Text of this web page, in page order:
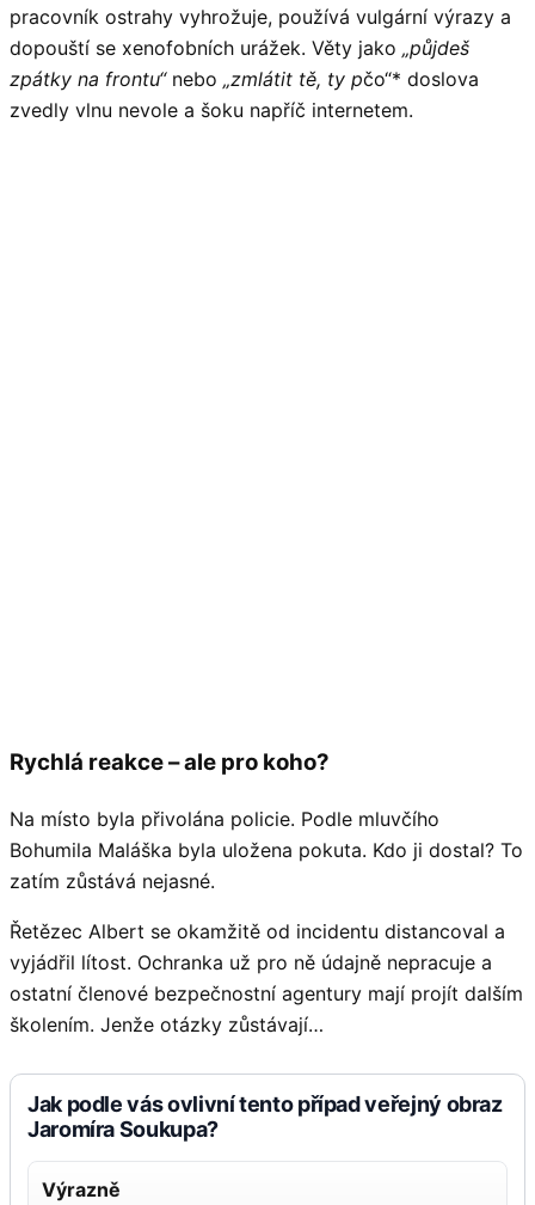
pracovník ostrahy vyhrožuje, používá vulgární výrazy a
dopouští se xenofobních urážek. Věty jako „půjdeš
zpátky na frontu“nebo „zmlátit tě, ty pčo“* doslova
zvedly vlnu nevole a šoku napříč internetem.
Rychlá reakce – ale pro koho?
Na místo byla přivolána policie. Podle mluvčího
Bohumila Maláška byla uložena pokuta. Kdo ji dostal? To
zatím zůstává nejasné.
Řetězec Albert se okamžitě od incidentu distancoval a
vyjádřil lítost. Ochranka už pro ně údajně nepracuje a
ostatní členové bezpečnostní agentury mají projít dalším
školením. Jenže otázky zůstávají…
Jak podle vás ovlivní tento případ veřejný obraz
Jaromíra Soukupa?
Výrazně